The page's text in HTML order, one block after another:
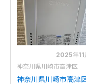
GT-C2472SAW BL
換
2025年11
神奈川県川崎市高津区
神奈川県川崎市高津